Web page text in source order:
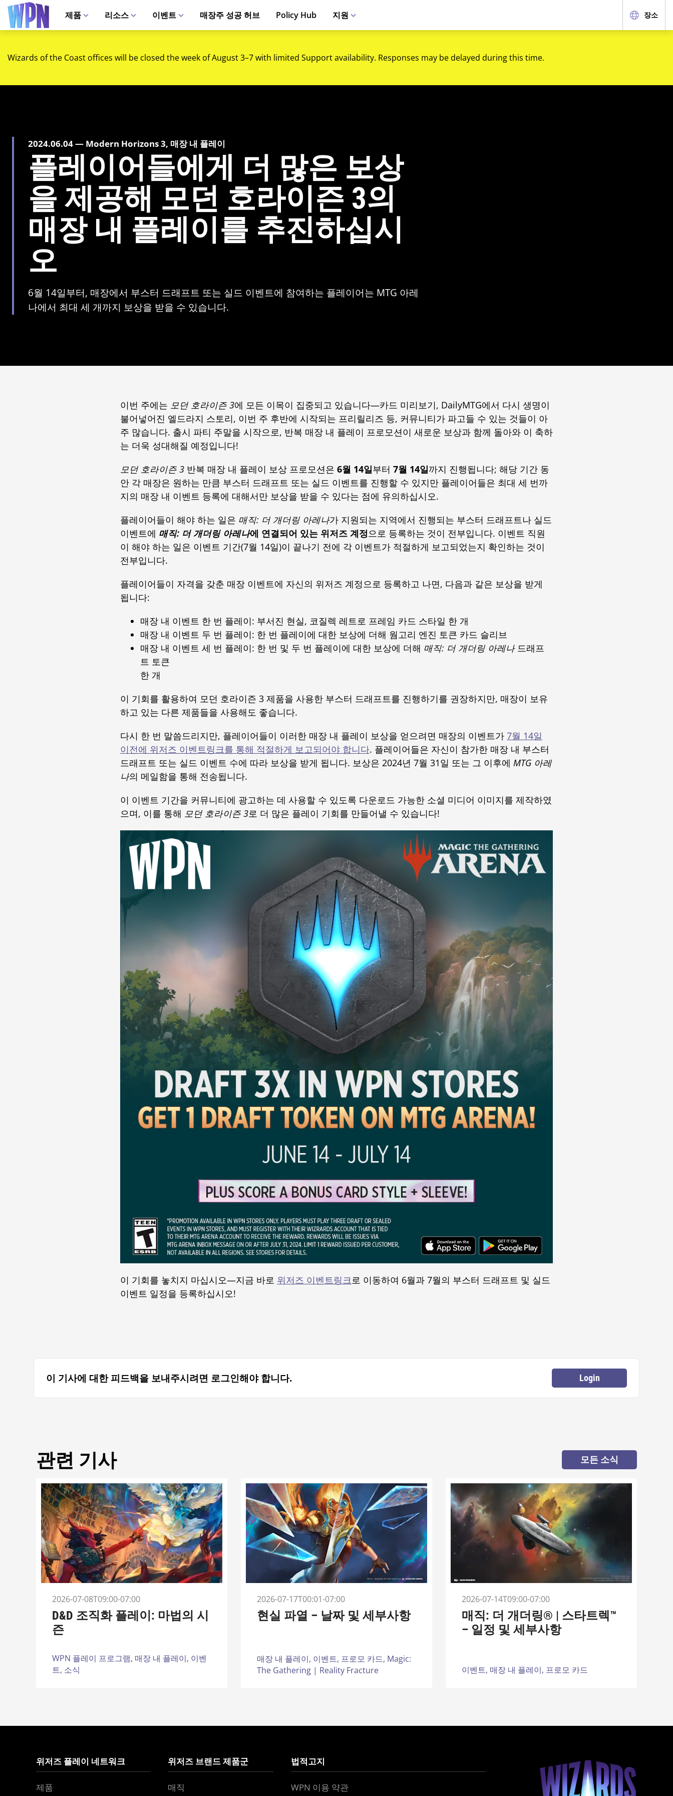
제품 리소스 이벤트 매장주 성공 허브 Policy Hub 지원 장소
Wizards of the Coast offices will be closed the week of August 3–7 with limited Support availability. Responses may be delayed during this time.
2024.06.04 — Modern Horizons 3, 매장 내 플레이
플레이어들에게 더 많은 보상
을 제공해 모던 호라이즌 3의
매장 내 플레이를 추진하십시
오
6월 14일부터, 매장에서 부스터 드래프트 또는 실드 이벤트에 참여하는 플레이어는 MTG 아레
나에서 최대 세 개까지 보상을 받을 수 있습니다.
이번 주에는 모던 호라이즌 3에 모든 이목이 집중되고 있습니다—카드 미리보기, DailyMTG에서 다시 생명이
불어넣어진 엘드라지 스토리, 이번 주 후반에 시작되는 프리릴리즈 등, 커뮤니티가 파고들 수 있는 것들이 아
주 많습니다. 출시 파티 주말을 시작으로, 반복 매장 내 플레이 프로모션이 새로운 보상과 함께 돌아와 이 축하
는 더욱 성대해질 예정입니다!
모던 호라이즌 3 반복 매장 내 플레이 보상 프로모션은 6월 14일부터 7월 14일까지 진행됩니다; 해당 기간 동
안 각 매장은 원하는 만큼 부스터 드래프트 또는 실드 이벤트를 진행할 수 있지만 플레이어들은 최대 세 번까
지의 매장 내 이벤트 등록에 대해서만 보상을 받을 수 있다는 점에 유의하십시오.
플레이어들이 해야 하는 일은 매직: 더 개더링 아레나가 지원되는 지역에서 진행되는 부스터 드래프트나 실드
이벤트에 매직: 더 개더링 아레나에 연결되어 있는 위저즈 계정으로 등록하는 것이 전부입니다. 이벤트 직원
이 해야 하는 일은 이벤트 기간(7월 14일)이 끝나기 전에 각 이벤트가 적절하게 보고되었는지 확인하는 것이
전부입니다.
플레이어들이 자격을 갖춘 매장 이벤트에 자신의 위저즈 계정으로 등록하고 나면, 다음과 같은 보상을 받게
됩니다:
매장 내 이벤트 한 번 플레이: 부서진 현실, 코질렉 레트로 프레임 카드 스타일 한 개
매장 내 이벤트 두 번 플레이: 한 번 플레이에 대한 보상에 더해 웜고리 엔진 토큰 카드 슬리브
매장 내 이벤트 세 번 플레이: 한 번 및 두 번 플레이에 대한 보상에 더해 매직: 더 개더링 아레나드래프
트 토큰
한 개
이 기회를 활용하여 모던 호라이즌 3 제품을 사용한 부스터 드래프트를 진행하기를 권장하지만, 매장이 보유
하고 있는 다른 제품들을 사용해도 좋습니다.
다시 한 번 말씀드리지만, 플레이어들이 이러한 매장 내 플레이 보상을 얻으려면 매장의 이벤트가 7월 14일
이전에 위저즈 이벤트링크를 통해 적절하게 보고되어야 합니다. 플레이어들은 자신이 참가한 매장 내 부스터
드래프트 또는 실드 이벤트 수에 따라 보상을 받게 됩니다. 보상은 2024년 7월 31일 또는 그 이후에 MTG 아레
나의 메일함을 통해 전송됩니다.
이 이벤트 기간을 커뮤니티에 광고하는 데 사용할 수 있도록 다운로드 가능한 소셜 미디어 이미지를 제작하였
으며, 이를 통해 모던 호라이즌 3로 더 많은 플레이 기회를 만들어낼 수 있습니다!
이 기회를 놓치지 마십시오—지금 바로 위저즈 이벤트링크로 이동하여 6월과 7월의 부스터 드래프트 및 실드
이벤트 일정을 등록하십시오!
이 기사에 대한 피드백을 보내주시려면 로그인해야 합니다. Login
관련 기사 모든 소식
2026-07-08T09:00-07:00
D&D 조직화 플레이: 마법의 시
즌
WPN 플레이 프로그램, 매장 내 플레이, 이벤
트, 소식
2026-07-17T00:01-07:00
현실 파열 – 날짜 및 세부사항
매장 내 플레이, 이벤트, 프로모 카드, Magic:
The Gathering | Reality Fracture
2026-07-14T09:00-07:00
매직: 더 개더링® | 스타트렉™
– 일정 및 세부사항
이벤트, 매장 내 플레이, 프로모 카드
위저즈 플레이 네트워크
제품
위저즈 브랜드 제품군
매직
법적고지
WPN 이용 약관